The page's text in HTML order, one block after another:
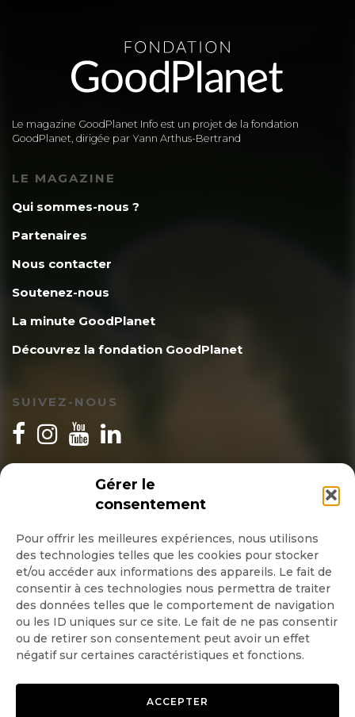
Gérer le
consentement
Pour offrir les meilleures expériences, nous utilisons
des technologies telles que les cookies pour stocker
et/ou accéder aux informations des appareils. Le fait de
consentir à ces technologies nous permettra de traiter
des données telles que le comportement de navigation
ou les ID uniques sur ce site. Le fait de ne pas consentir
ou de retirer son consentement peut avoir un effet
négatif sur certaines caractéristiques et fonctions.
ACCEPTER
Le magazine GoodPlanet Info est un projet de la fondation
GoodPlanet, dirigée par Yann Arthus-Bertrand
LE MAGAZINE
Qui sommes-nous ?
Partenaires
Nous contacter
Soutenez-nous
La minute GoodPlanet
Découvrez la fondation GoodPlanet
SUIVEZ-NOUS
INSCRIPTION NEWSLETTER
Quotidienne
Hebdo
OK